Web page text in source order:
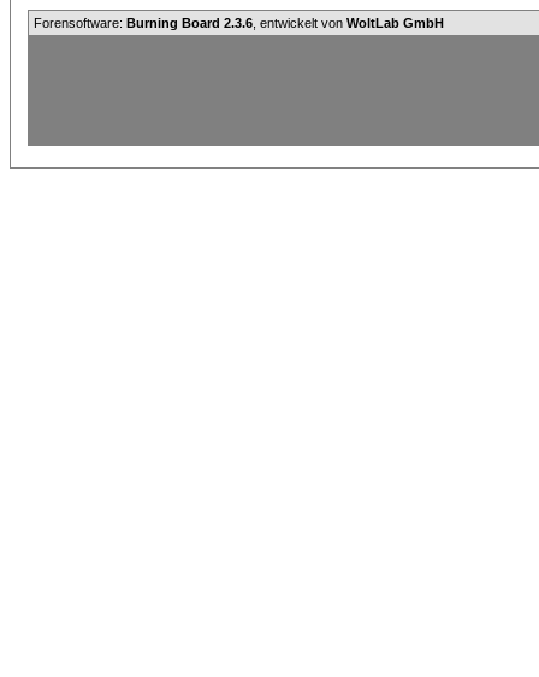
Forensoftware: Burning Board 2.3.6 , entwickelt von WoltLab GmbH